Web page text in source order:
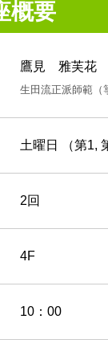
概要
鷹見 雅芙花
生田流正派師範（
土曜日 （第1,
2回
4F
10：00